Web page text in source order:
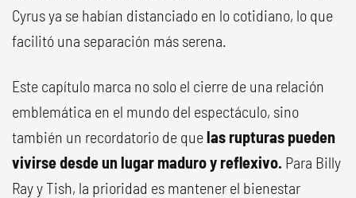
Cyrus ya se habían distanciado en lo cotidiano, lo que
facilitó una separación más serena.
Este capítulo marca no solo el cierre de una relación
emblemática en el mundo del espectáculo, sino
también un recordatorio de quelas rupturas pueden
vivirse desde un lugar maduro y reflexivo. Para Billy
Ray y Tish, la prioridad es mantener el bienestar